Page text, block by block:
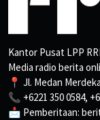
Kantor Pusat LPP RRI
Media radio berita
📍 Jl. Medan
📞 +6221 350 0584,
📩 Pemberitaan: